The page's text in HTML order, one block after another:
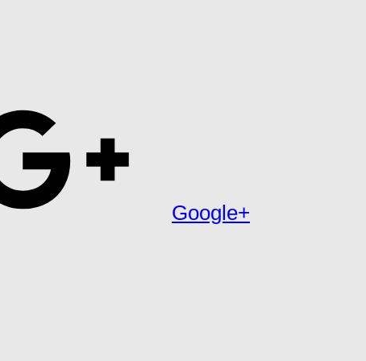
Google+